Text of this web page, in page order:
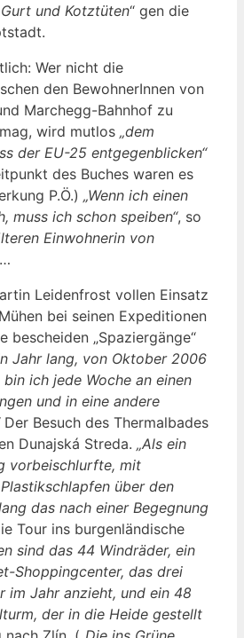
und Kotztüten“ gen die
Wer nicht die
den BewohnerInnen von
Marchegg-Bahnhof zu
wird mutlos „dem
der EU-25 entgegenblicken“
des Buches waren es
P.Ö.) „Wenn ich einen
muss ich schon speiben“, so
Einwohnerin von
…
Leidenfrost vollen Einsatz
bei seinen Expeditionen
bescheiden „Spaziergänge“
Jahr lang, von Oktober 2006
ich jede Woche an einen
und in eine andere
Der Besuch des Thermalbades
Dunajská Streda. „Als ein
vorbeischlurfte, mit
über den
das nach einer Begegnung
Tour ins burgenländische
sind das 44 Windräder, ein
Shoppingcenter, das drei
im Jahr anzieht, und ein 48
der in die Heide gestellt